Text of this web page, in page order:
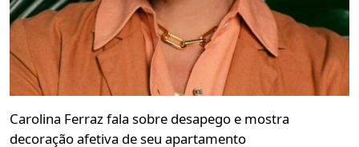
Carolina Ferraz fala sobre desapego e mostra
decoração afetiva de seu apartamento